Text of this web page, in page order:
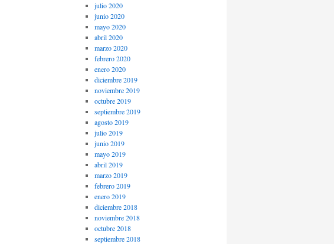
julio 2020
junio 2020
mayo 2020
abril 2020
marzo 2020
febrero 2020
enero 2020
diciembre 2019
noviembre 2019
octubre 2019
septiembre 2019
agosto 2019
julio 2019
junio 2019
mayo 2019
abril 2019
marzo 2019
febrero 2019
enero 2019
diciembre 2018
noviembre 2018
octubre 2018
septiembre 2018